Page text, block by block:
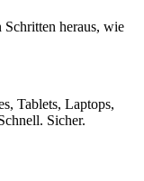
heraus, wie
Tablets, Laptops,
Sicher.